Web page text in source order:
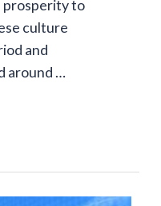
prosperity to
culture
and
around …